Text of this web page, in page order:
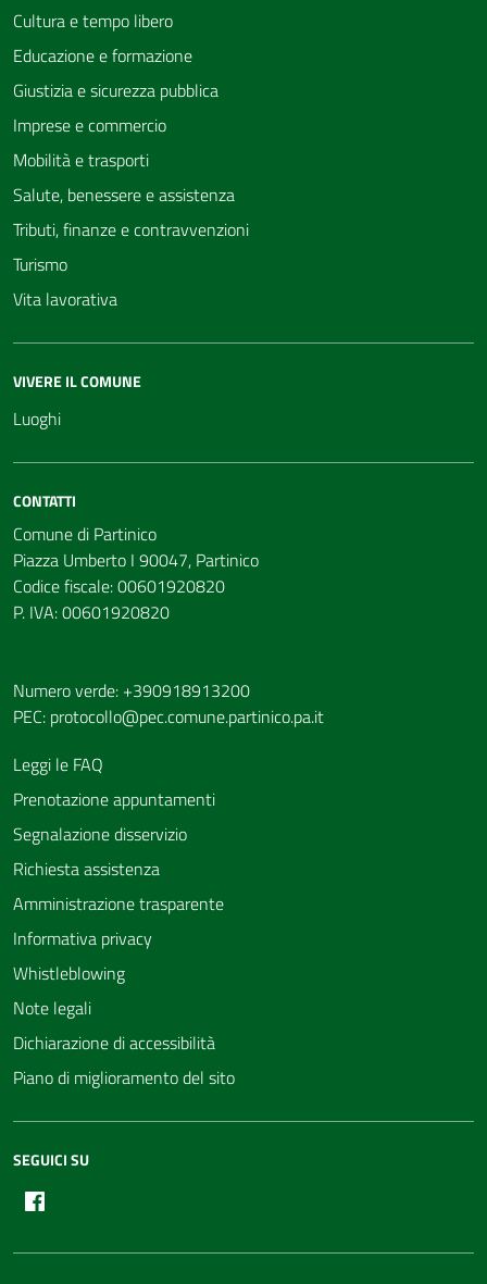
Cultura e tempo libero
Educazione e formazione
Giustizia e sicurezza pubblica
Imprese e commercio
Mobilità e trasporti
Salute, benessere e assistenza
Tributi, finanze e contravvenzioni
Turismo
Vita lavorativa
VIVERE IL COMUNE
Luoghi
CONTATTI
Comune di Partinico
Piazza Umberto I 90047, Partinico
Codice fiscale: 00601920820
P. IVA: 00601920820
Numero verde: +390918913200
PEC: protocollo@pec.comune.partinico.pa.it
Leggi le FAQ
Prenotazione appuntamenti
Segnalazione disservizio
Richiesta assistenza
Amministrazione trasparente
Informativa privacy
Whistleblowing
Note legali
Dichiarazione di accessibilità
Piano di miglioramento del sito
SEGUICI SU